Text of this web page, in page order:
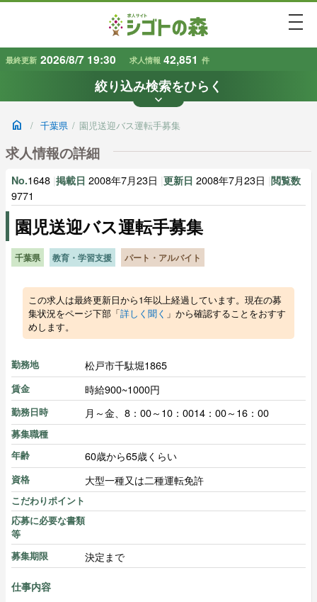
最終更新 2026/8/7 19:30 求人情報 42,851 件
絞り込み検索をひらく
keyboard_arrow_down
条件から探す
地域 業種
雇用形態 賃金
キーワード
home / 千葉県 / 園児送迎バス運転手募集
求人情報の詳細
No.1648 掲載日 2008年7月23日 更新日 2008年7月23日 閲覧数
9771
園児送迎バス運転手募集
千葉県 教育・学習支援 パート・アルバイト
この求人は最終更新日から1年以上経過しています。現在の募
集状況をページ下部「詳しく聞く 」から確認することをおすす
めします。
勤務地 松戸市千駄堀1865
賃金 時給900~1000円
勤務日時 月～金、8：00～10：0014：00～16：00
募集職種
年齢
60歳から65歳くらい
資格 大型一種又は二種運転免許
こだわりポイント
応募に必要な書類
等
募集期限
決定まで
仕事内容